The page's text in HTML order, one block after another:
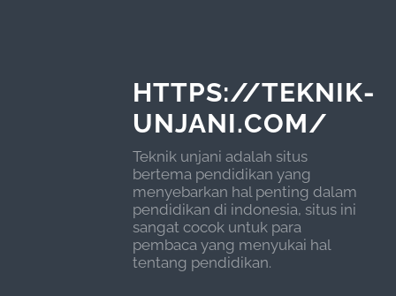
HTTPS://TEKNIK-
UNJANI.COM/
Teknik unjani adalah situs
bertema pendidikan yang
menyebarkan hal penting dalam
pendidikan di indonesia, situs ini
sangat cocok untuk para
pembaca yang menyukai hal
tentang pendidikan.